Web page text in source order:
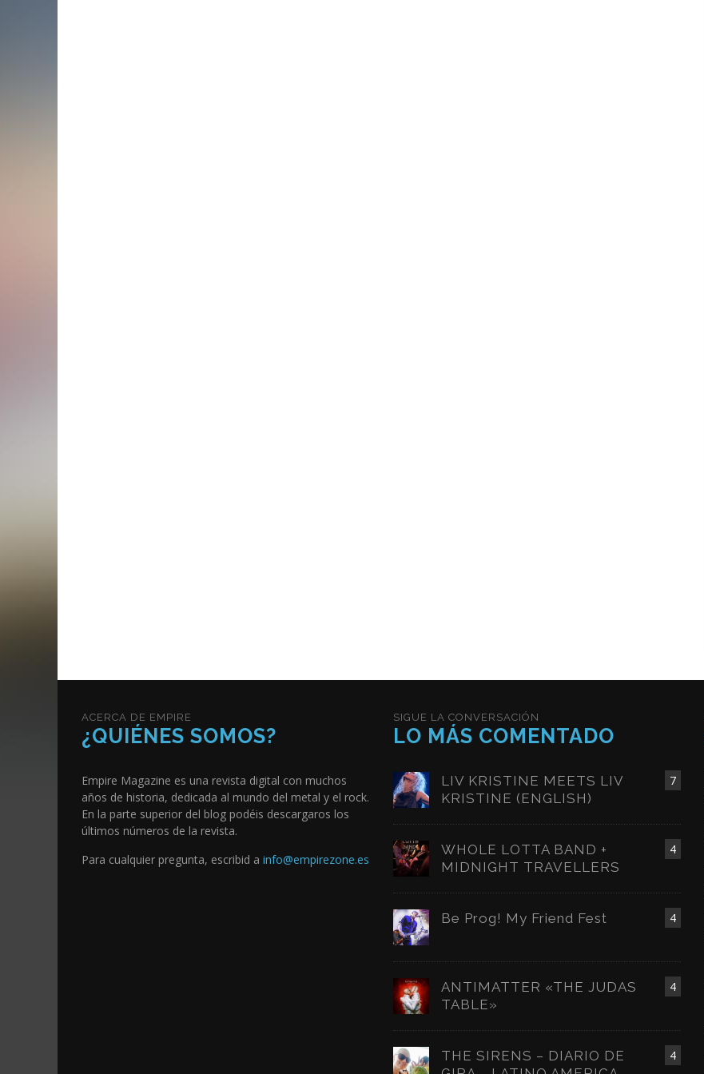
ACERCA DE EMPIRE
¿QUIÉNES SOMOS?
Empire Magazine es una revista digital con muchos
años de historia, dedicada al mundo del metal y el rock.
En la parte superior del blog podéis descargaros los
últimos números de la revista.
Para cualquier pregunta, escribid a info@empirezone.es
SIGUE LA CONVERSACIÓN
LO MÁS COMENTADO
7
LIV KRISTINE MEETS LIV
KRISTINE (ENGLISH)
4
WHOLE LOTTA BAND +
MIDNIGHT TRAVELLERS
4
Be Prog! My Friend Fest
4
ANTIMATTER «THE JUDAS
TABLE»
4
THE SIRENS – DIARIO DE